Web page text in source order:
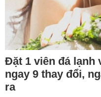
Đặt 1 viên đá lạnh
ngay 9 thay đổi,
ra